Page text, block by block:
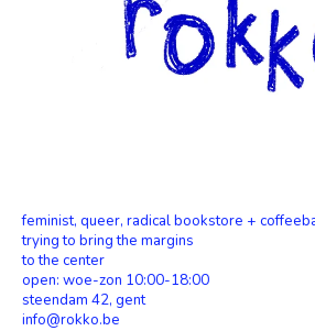
feminist, queer, radical bookstore +
trying to bring the margins
to the center
open: woe-zon 10:00-18:00
steendam 42, gent
info@rokko.be